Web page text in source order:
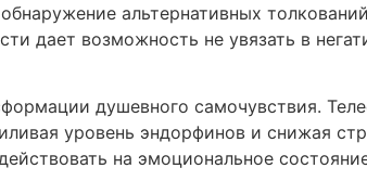
альтернативных
дает возможность не увязать в
душевного самочувствия.
уровень эндорфинов и снижая
на эмоциональное